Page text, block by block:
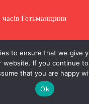
часів Гетьманщини
to ensure that we give
website. If you continue
that you are happy
Ok